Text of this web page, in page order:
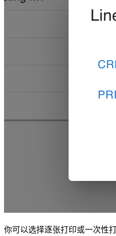
你可以选择逐张打印或一次性